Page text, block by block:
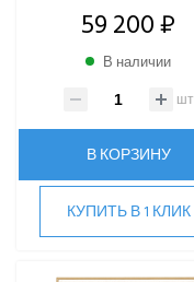
59 200 ₽
В наличии
шт
В КОРЗИНУ
КУПИТЬ В 1 КЛИК